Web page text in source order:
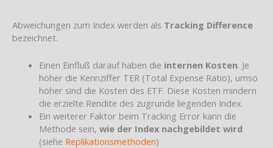
Abweichungen zum Index werden als Tracking Difference
bezeichnet.
Einen Einfluß darauf haben die internen Kosten. Je
höher die Kennziffer TER (Total Expense Ratio), umso
höher sind die Kosten des ETF. Diese Kosten mindern
die erzielte Rendite des zugrunde liegenden Index.
Ein weiterer Faktor beim Tracking Error kann die
Methode sein, wie der Index nachgebildet wird
(siehe Replikationsmethoden)